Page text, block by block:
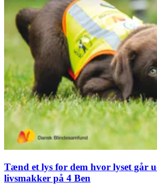
Tænd et lys for dem hvor lyset går
livsmakker på 4 Ben